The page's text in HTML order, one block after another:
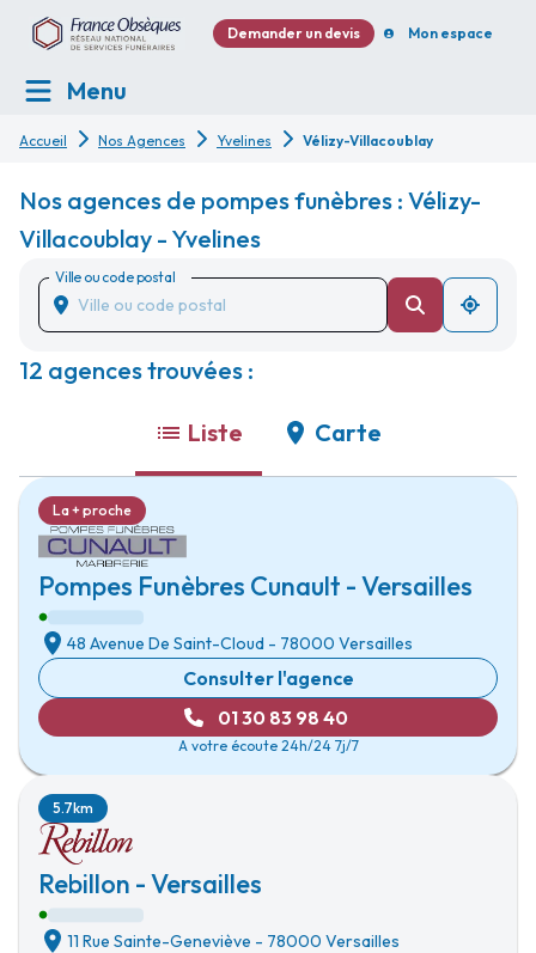
Demander un devis Mon espace
Menu
Accueil Nos Agences Yvelines Vélizy-Villacoublay
Nos agences de pompes funèbres : Vélizy-
Villacoublay - Yvelines
Ville ou code postal
12 agences trouvées :
Liste Carte
Pompes Funèbres Cunault - Versailles
La + proche
48 Avenue De Saint-Cloud - 78000 Versailles
Consulter l'agence
01 30 83 98 40
A votre écoute 24h/24 7j/7
Rebillon - Versailles
5.7km
11 Rue Sainte-Geneviève - 78000 Versailles